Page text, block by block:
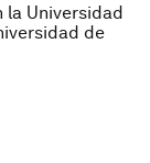
la Universidad
de